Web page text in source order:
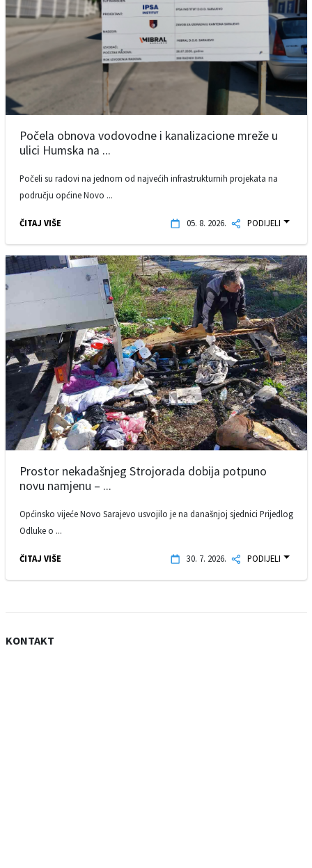
Počela obnova vodovodne i kanalizacione mreže u
ulici Humska na ...
Počeli su radovi na jednom od najvećih infrastrukturnih projekata na
području općine Novo ...
ČITAJ VIŠE 05. 8. 2026. PODIJELI
Prostor nekadašnjeg Strojorada dobija potpuno
novu namjenu – ...
Općinsko vijeće Novo Sarajevo usvojilo je na današnjoj sjednici Prijedlog
Odluke o ...
ČITAJ VIŠE 30. 7. 2026. PODIJELI
KONTAKT